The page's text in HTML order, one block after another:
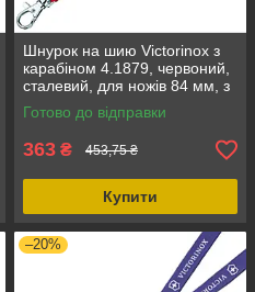
Шнурок на шию Victorinox з
карабіном 4.1879, червоний,
сталевий, для ножів 84 мм, з
логотипом виробника
Готово до відправки
363 ₴ 453,75 ₴
Купити
–20%